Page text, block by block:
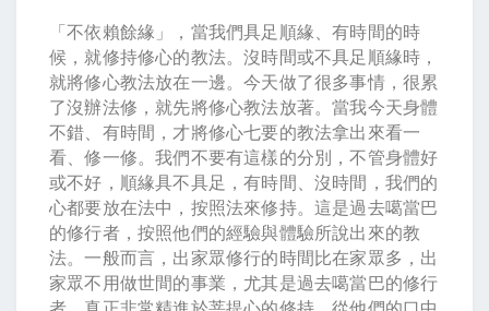
「不依賴餘緣」，當我們具足順緣、有時間的時
候，就修持修心的教法。沒時間或不具足順緣時，
就將修心教法放在一邊。今天做了很多事情，很累
了沒辦法修，就先將修心教法放著。當我今天身體
不錯、有時間，才將修心七要的教法拿出來看一
看、修一修。我們不要有這樣的分別，不管身體好
或不好，順緣具不具足，有時間、沒時間，我們的
心都要放在法中，按照法來修持。這是過去噶當巴
的修行者，按照他們的經驗與體驗所說出來的教
法。一般而言，出家眾修行的時間比在家眾多，出
家眾不用做世間的事業，尤其是過去噶當巴的修行